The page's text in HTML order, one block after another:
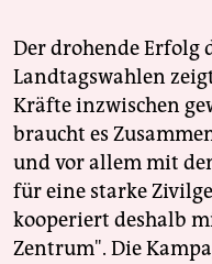
berlin
nord
wahrheit
verlag
verlag
Der drohende Erfolg
Landtagswahlen
Kräfte inzwischen
braucht es
und vor allem mit
für eine starke
kooperiert deshalb
Zentrum". Die